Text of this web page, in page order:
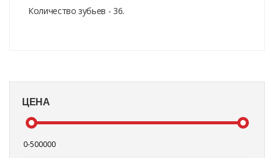
ЦЕНА
Количество зубьев - 36.